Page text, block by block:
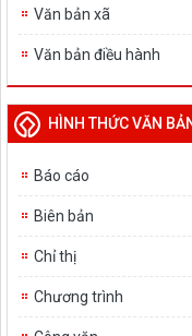
Văn bản xã
Văn bản điều hành
HÌNH THỨC VĂN
Báo cáo
Biên bản
Chỉ thị
Chương trình